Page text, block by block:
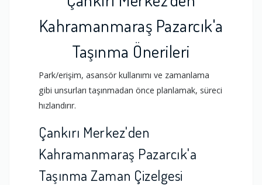
Kahramanmaraş Pazarcık'a
Taşınma Önerileri
Park/erişim, asansör kullanımı ve zamanlama
gibi unsurları taşınmadan önce planlamak, süreci
hızlandırır.
Çankırı Merkez'den
Kahramanmaraş Pazarcık'a
Taşınma Zaman Çizelgesi